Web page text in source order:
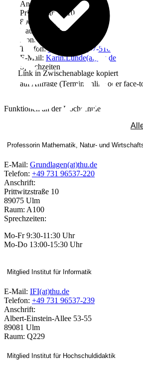
Link in Zwischenablage kopiert
Anschrift
Prittwitzstraße 10
89075 Ulm
Raum: A305c
Kontakt
Telefon:+49 731 96537-510
E-Mail: Karin.Lunde(at)thu.de
Sprechzeiten
auf Anfrage (Termin online oder face-
Funktionen an der Hochschule
Professorin Mathematik, Natur- und
E-Mail: Grundlagen(at)thu.de
Telefon: +49 731 96537-220
Anschrift:
Prittwitzstraße 10
89075 Ulm
Raum: A100
Sprechzeiten:
Mo-Fr 9:30-11:30 Uhr
Mo-Do 13:00-15:30 Uhr
Mitglied Institut für Informatik
E-Mail: IFI(at)thu.de
Telefon: +49 731 96537-239
Anschrift:
Albert-Einstein-Allee 53-55
89081 Ulm
Raum: Q229
Mitglied Institut für Hochschuldidaktik